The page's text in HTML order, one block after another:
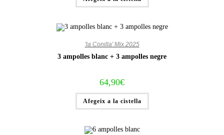
'la Conilla' Mix 2025
3 ampolles blanc + 3 ampolles negre
64,90€
Afegeix a la cistella